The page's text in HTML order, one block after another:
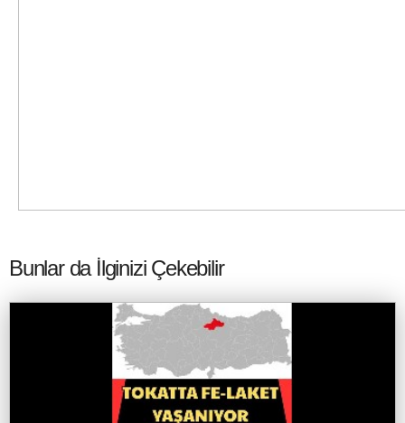
Bunlar da İlginizi Çekebilir